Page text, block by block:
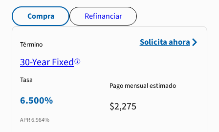
Compra Refinanciar
Término
30-Year Fixed
Tasa
6.500%
APR6.984%
Pago mensual estimado
$2,275
Solicita ahora